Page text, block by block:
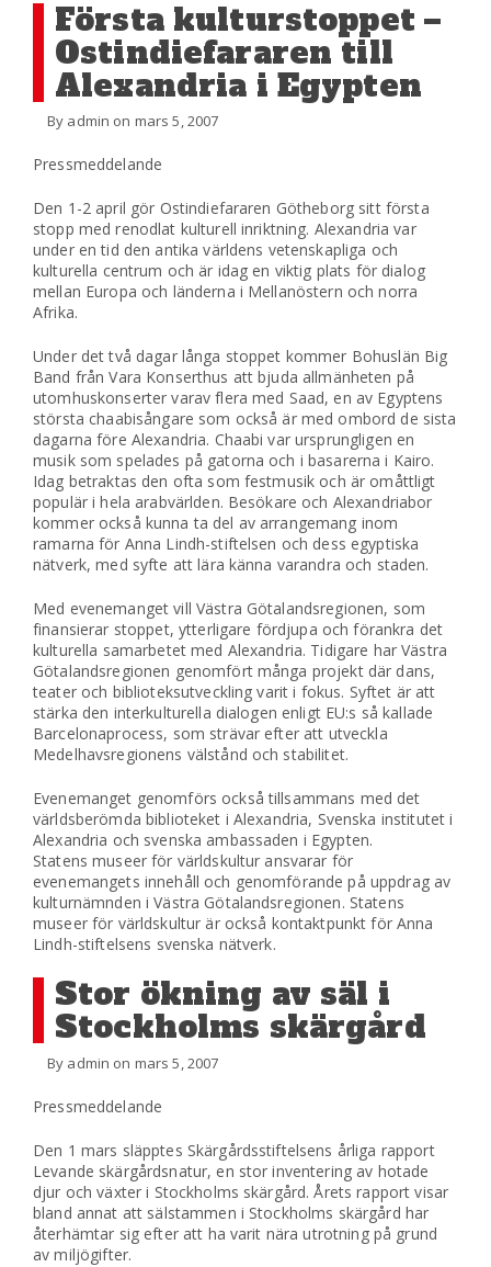
Första kulturstoppet –
Ostindiefararen till
Alexandria i Egypten
By admin on mars 5, 2007
Pressmeddelande
Den 1-2 april gör Ostindiefararen Götheborg sitt första
stopp med renodlat kulturell inriktning. Alexandria var
under en tid den antika världens vetenskapliga och
kulturella centrum och är idag en viktig plats för dialog
mellan Europa och länderna i Mellanöstern och norra
Afrika.
Under det två dagar långa stoppet kommer Bohuslän Big
Band från Vara Konserthus att bjuda allmänheten på
utomhuskonserter varav flera med Saad, en av Egyptens
största chaabisångare som också är med ombord de sista
dagarna före Alexandria. Chaabi var ursprungligen en
musik som spelades på gatorna och i basarerna i Kairo.
Idag betraktas den ofta som festmusik och är omåttligt
populär i hela arabvärlden. Besökare och Alexandriabor
kommer också kunna ta del av arrangemang inom
ramarna för Anna Lindh-stiftelsen och dess egyptiska
nätverk, med syfte att lära känna varandra och staden.
Med evenemanget vill Västra Götalandsregionen, som
finansierar stoppet, ytterligare fördjupa och förankra det
kulturella samarbetet med Alexandria. Tidigare har Västra
Götalandsregionen genomfört många projekt där dans,
teater och biblioteksutveckling varit i fokus. Syftet är att
stärka den interkulturella dialogen enligt EU:s så kallade
Barcelonaprocess, som strävar efter att utveckla
Medelhavsregionens välstånd och stabilitet.
Evenemanget genomförs också tillsammans med det
världsberömda biblioteket i Alexandria, Svenska institutet i
Alexandria och svenska ambassaden i Egypten.
Statens museer för världskultur ansvarar för
evenemangets innehåll och genomförande på uppdrag av
kulturnämnden i Västra Götalandsregionen. Statens
museer för världskultur är också kontaktpunkt för Anna
Lindh-stiftelsens svenska nätverk.
Stor ökning av säl i
Stockholms skärgård
By admin on mars 5, 2007
Pressmeddelande
Den 1 mars släpptes Skärgårdsstiftelsens årliga rapport
Levande skärgårdsnatur, en stor inventering av hotade
djur och växter i Stockholms skärgård. Årets rapport visar
bland annat att sälstammen i Stockholms skärgård har
återhämtar sig efter att ha varit nära utrotning på grund
av miljögifter.